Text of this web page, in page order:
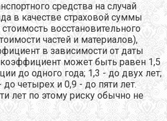
средства на случай
в качестве страховой суммы
восстановительного
частей и материалов),
в зависимости от даты
может быть равен 1,5
до одного года; 1,3 - до двух лет;
до четырех и 0,9 - до пяти лет.
лет по этому риску обычно не